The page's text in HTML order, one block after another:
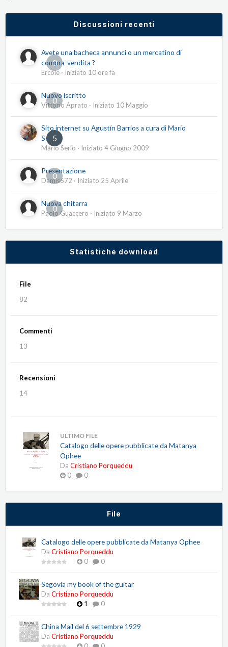
Discussioni recenti
0
Avete una bacheca annunci o un mercatino di
compra-vendita ?
Ercole · Iniziato 10 ore fa
0
Nuovo iscritto
Vittorio Aprato · Iniziato 10 Maggio
5
Sito internet su Agustín Barrios a cura di Mario
Serio
Mario Serio · Iniziato 4 Giugno 2009
0
Presentazione
Damis672 · Iniziato 25 Aprile
0
Nuova chitarra
Paolo Guaccero · Iniziato 9 Marzo
Statistiche download
File
82
Commenti
13
Recensioni
14
ULTIMO FILE
Catalogo delle opere pubblicate da Matanya
Ophee
Da Cristiano Porqueddu
0
0
File
Catalogo delle opere pubblicate da Matanya Ophee
Da Cristiano Porqueddu
0
0
Segovia my book of the guitar
Da Cristiano Porqueddu
1
0
China Mail del 6 settembre 1929
Da Cristiano Porqueddu